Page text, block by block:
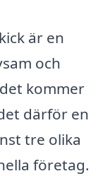
är en
och
kommer
därför en
tre olika
företag.